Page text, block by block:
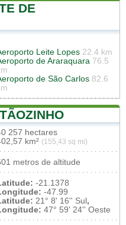
DE
Leite Lopes 22.4 km
de Araraquara 76.5
de São Carlos 82.6
257 hectares
km² (155,43 sq mi)
metros de altitude
-21.1378
-47.99
21° 8' 16'' Sul,
47° 59' 24'' Oeste